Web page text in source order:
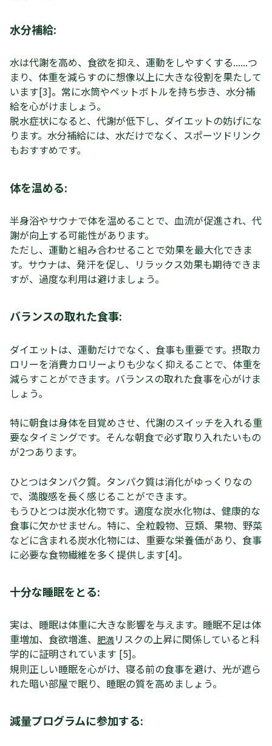
水分補給:
水は代謝を高め、食欲を抑え、運動をしやすくする......つ
まり、体重を減らすのに想像以上に大きな役割を果たして
います[3]。常に水筒やペットボトルを持ち歩き、水分補
給を心がけましょう。
脱水症状になると、代謝が低下し、ダイエットの妨げにな
ります。水分補給には、水だけでなく、スポーツドリンク
もおすすめです。
体を温める:
半身浴やサウナで体を温めることで、血流が促進され、代
謝が向上する可能性があります。
ただし、運動と組み合わせることで効果を最大化できま
す。サウナは、発汗を促し、リラックス効果も期待できま
すが、過度な利用は避けましょう。
バランスの取れた食事:
ダイエットは、運動だけでなく、食事も重要です。摂取カ
ロリーを消費カロリーよりも少なく抑えることで、体重を
減らすことができます。バランスの取れた食事を心がけま
しょう。
特に朝食は身体を目覚めさせ、代謝のスイッチを入れる重
要なタイミングです。そんな朝食で必ず取り入れたいもの
が2つあります。
ひとつはタンパク質。タンパク質は消化がゆっくりなの
で、満腹感を長く感じることができます。
もうひとつは炭水化物です。適度な炭水化物は、健康的な
食事に欠かせません。特に、全粒穀物、豆類、果物、野菜
などに含まれる炭水化物には、重要な栄養価があり、食事
に必要な食物繊維を多く提供します[4]。
十分な睡眠をとる:
実は、睡眠は体重に大きな影響を与えます。睡眠不足は体
重増加、食欲増進、 肥満リスクの上昇に関係していると科
学的に証明されています [5]。
規則正しい睡眠を心がけ、寝る前の食事を避け、光が遮ら
れた暗い部屋で眠り、睡眠の質を高めましょう。
減量プログラムに参加する: